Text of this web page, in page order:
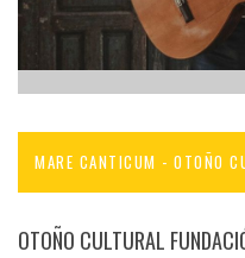
MARE CANTICUM - OTOÑO
OTOÑO CULTURAL